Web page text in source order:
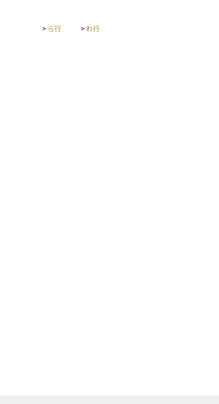
> ら行 > わ行